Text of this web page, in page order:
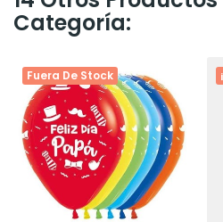
Categoría:
Fuera De Stock